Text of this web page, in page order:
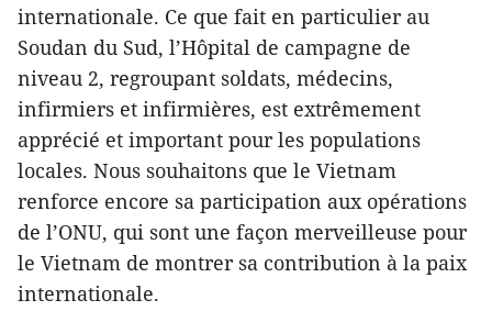
internationale. Ce que fait en particulier au
Soudan du Sud, l’Hôpital de campagne de
niveau 2, regroupant soldats, médecins,
infirmiers et infirmières, est extrêmement
apprécié et important pour les populations
locales. Nous souhaitons que le Vietnam
renforce encore sa participation aux opérations
de l’ONU, qui sont une façon merveilleuse pour
le Vietnam de montrer sa contribution à la paix
internationale.